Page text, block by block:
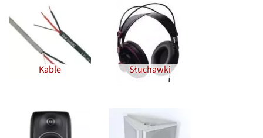
Kable Słuchawki